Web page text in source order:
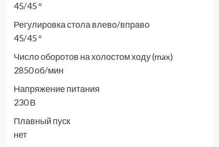
45/45 °
Регулировка стола влево/вправо
45/45 °
Число оборотов на холостом ходу (max)
2850 об/мин
Напряжение питания
230 В
Плавный пуск
нет